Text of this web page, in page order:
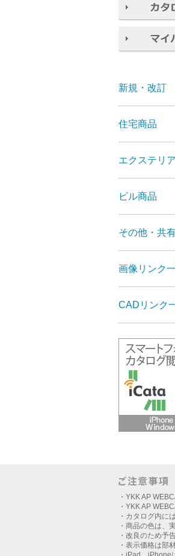
新規・改訂
住宅商品
エクステリ
ビル商品
その他・共
画像リンク
CADリンク
・YKK AP
・YKK AP
・カタログ内に
・商品の色は、
・改良のため予
・表示価格は部